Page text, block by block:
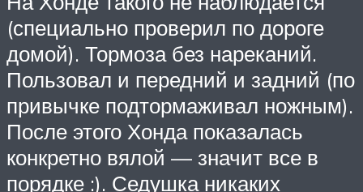
(специально проверил по дороге
домой). Тормоза без нареканий.
Пользовал и передний и задний (по
привычке подтормаживал ножным).
После этого Хонда показалась
конкретно вялой — значит все в
порядке :). Седушка никаких